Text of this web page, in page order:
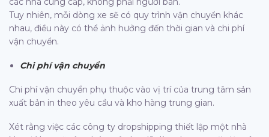
Tuy nhiên, mỗi dòng xe sẽ có quy trình vận chuyển khác
nhau, điều này có thể ảnh hưởng đến thời gian và chi phí
vận chuyển.
Chi phí vận chuyển
Chi phí vận chuyển phụ thuộc vào vị trí của trung tâm sản
xuất bản in theo yêu cầu và kho hàng trung gian.
Xét rằng việc các công ty dropshipping thiết lập một nhà